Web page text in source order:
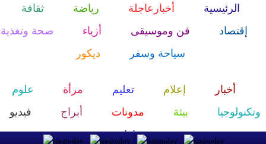
الرئيسية أخبارعاجلة رياضة
ثقافة
إقتصاد
فن وموسيقى أزياء
صحة وتغذية
سياحة وسفر
ديكور
أخبار إعلام تعليم مرأة
علوم
وتكنولوجيا
بيئة مدونات أبراج
فيديو
سيارات